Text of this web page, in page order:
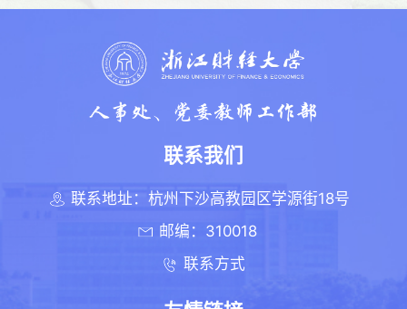
联系我们
联系地址：杭州下沙高教园区学源街18号
邮编：310018
联系方式